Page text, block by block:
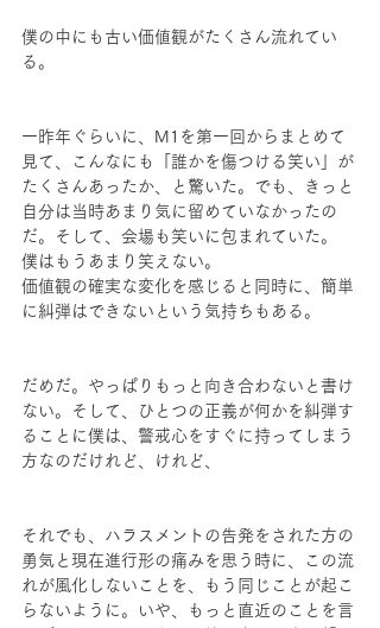
僕の中にも古い価値観がたくさん流れてい
る。
一昨年ぐらいに、M1を第一回からまとめて
見て、こんなにも「誰かを傷つける笑い」が
たくさんあったか、と驚いた。でも、きっと
自分は当時あまり気に留めていなかったの
だ。そして、会場も笑いに包まれていた。
僕はもうあまり笑えない。
価値観の確実な変化を感じると同時に、簡単
に糾弾はできないという気持ちもある。
だめだ。やっぱりもっと向き合わないと書け
ない。そして、ひとつの正義が何かを糾弾す
ることに僕は、警戒心をすぐに持ってしまう
方なのだけれど、けれど、
それでも、ハラスメントの告発をされた方の
勇気と現在進行形の痛みを思う時に、この流
れが風化しないことを、もう同じことが起こ
らないように。いや、もっと直近のことを言